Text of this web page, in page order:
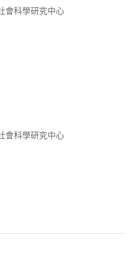
會科學研究中心
會科學研究中心